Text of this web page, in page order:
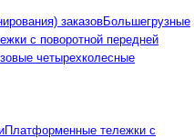
заказовБольшегрузные
с поворотной передней
четырехколесные
Платформенные тележки с